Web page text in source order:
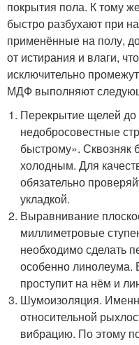
покрытия пола. К тому
быстро разбухают при
применённые на полу,
от истирания и влаги,
исключительно
МДФ выполняют
Перекрытие щелей до
недобросовестные
быстрому». Сквозняк
холодным. Для
обязательно
укладкой.
Выравнивание
миллиметровые
необходимо сделать
особенно линолеума.
проступит на нём и
Шумоизоляция.
относительной
вибрацию. По этому